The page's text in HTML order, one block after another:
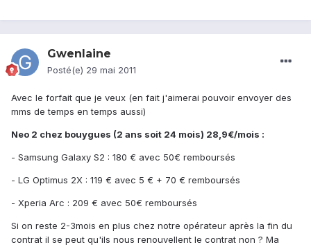
Gwenlaine
Posté(e) 29 mai 2011
Avec le forfait que je veux (en fait j'aimerai pouvoir envoyer des
mms de temps en temps aussi)
Neo 2 chez bouygues (2 ans soit 24 mois) 28,9€/mois :
- Samsung Galaxy S2 : 180 € avec 50€ remboursés
- LG Optimus 2X : 119 € avec 5 € + 70 € remboursés
- Xperia Arc : 209 € avec 50€ remboursés
Si on reste 2-3mois en plus chez notre opérateur après la fin du
contrat il se peut qu'ils nous renouvellent le contrat non ? Ma